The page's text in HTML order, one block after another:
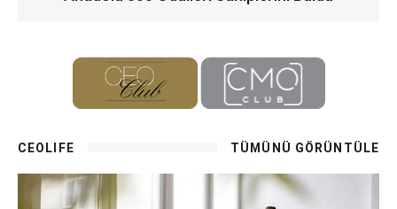
CEOLIFE TÜMÜNÜ GÖRÜNTÜLE